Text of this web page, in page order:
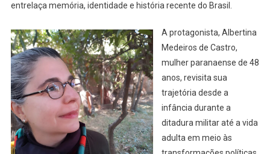
entrelaça memória, identidade e história recente do Brasil.
A protagonista, Albertina
Medeiros de Castro,
mulher paranaense de 48
anos, revisita sua
trajetória desde a
infância durante a
ditadura militar até a vida
adulta em meio às